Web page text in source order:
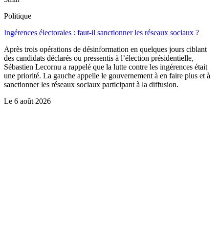
Politique
Ingérences électorales : faut-il sanctionner les réseaux sociaux ?
Après trois opérations de désinformation en quelques jours ciblant
des candidats déclarés ou pressentis à l’élection présidentielle,
Sébastien Lecornu a rappelé que la lutte contre les ingérences était
une priorité. La gauche appelle le gouvernement à en faire plus et à
sanctionner les réseaux sociaux participant à la diffusion.
Le 6 août 2026